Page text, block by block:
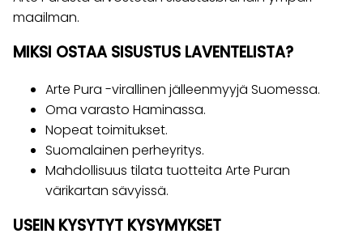
maailman.
MIKSI OSTAA SISUSTUS LAVENTELISTA?
Arte Pura -virallinen jälleenmyyjä Suomessa.
Oma varasto Haminassa.
Nopeat toimitukset.
Suomalainen perheyritys.
Mahdollisuus tilata tuotteita Arte Puran
värikartan sävyissä.
USEIN KYSYTYT KYSYMYKSET